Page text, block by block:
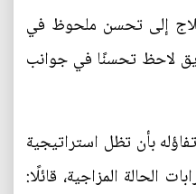
العلاج إلى تحسن ملحوظ في
لاحظ تحسنًا في جوانب
بأن تظل استراتيجية
الحالة المزاجية، قائلًا: